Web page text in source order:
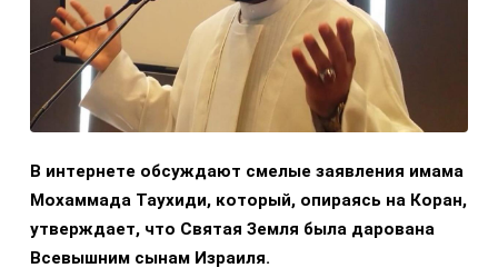
В интернете обсуждают смелые заявления имама
Мохаммада Таухиди, который, опираясь на Коран,
утверждает, что Святая Земля была дарована
Всевышним сынам Израиля.